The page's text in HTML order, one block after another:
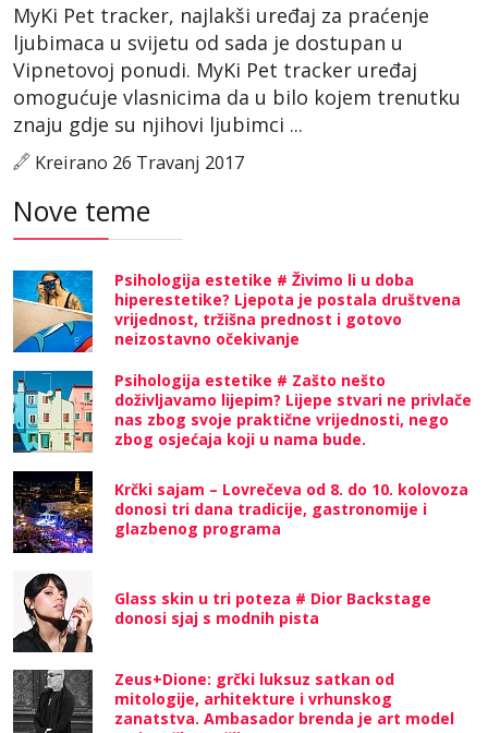
MyKi Pet tracker, najlakši uređaj za praćenje
ljubimaca u svijetu od sada je dostupan u
Vipnetovoj ponudi. MyKi Pet tracker uređaj
omogućuje vlasnicima da u bilo kojem trenutku
znaju gdje su njihovi ljubimci ...
Kreirano 26 Travanj 2017
Nove teme
Psihologija estetike # Živimo li u doba
hiperestetike? Ljepota je postala društvena
vrijednost, tržišna prednost i gotovo
neizostavno očekivanje
Psihologija estetike # Zašto nešto
doživljavamo lijepim? Lijepe stvari ne privlače
nas zbog svoje praktične vrijednosti, nego
zbog osjećaja koji u nama bude.
Krčki sajam – Lovrečeva od 8. do 10. kolovoza
donosi tri dana tradicije, gastronomije i
glazbenog programa
Glass skin u tri poteza # Dior Backstage
donosi sjaj s modnih pista
Zeus+Dione: grčki luksuz satkan od
mitologije, arhitekture i vrhunskog
zanatstva. Ambasador brenda je art model